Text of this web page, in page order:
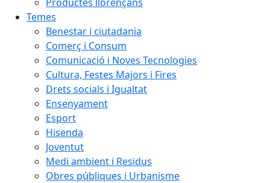
Temes
Benestar i ciutadania
Comerç i Consum
Comunicació i Noves Tecnologies
Cultura, Festes Majors i Fires
Drets socials i Igualtat
Ensenyament
Esport
Hisenda
Joventut
Medi ambient i Residus
Obres públiques i Urbanisme